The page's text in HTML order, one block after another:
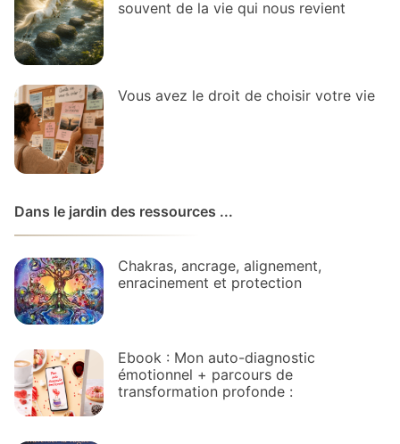
souvent de la vie qui nous revient
Vous avez le droit de choisir votre vie
Dans le jardin des ressources ...
Chakras, ancrage, alignement,
enracinement et protection
Ebook : Mon auto-diagnostic
émotionnel + parcours de
transformation profonde :